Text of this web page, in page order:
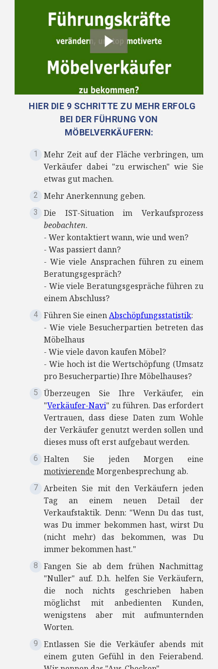
HIER DIE 9 SCHRITTE ZU MEHR ERFOLG
BEI DER FÜHRUNG VON
MÖBELVERKÄUFERN:
Mehr Zeit auf der Fläche verbringen, um
Verkäufer dabei "zu erwischen" wie Sie
etwas gut machen.
Mehr Anerkennung geben.
Die IST-Situation im Verkaufsprozess
beobachten.
- Wer kontaktiert wann, wie und wen?
- Was passiert dann?
- Wie viele Ansprachen führen zu einem
Beratungsgespräch?
- Wie viele Beratungsgespräche führen zu
einem Abschluss?
Führen Sie einenAbschöpfungsstatistik:
- Wie viele Besucherpartien betreten das
Möbelhaus
- Wie viele davon kaufen Möbel?
- Wie hoch ist die Wertschöpfung (Umsatz
pro Besucherpartie) Ihre Möbelhauses?
Überzeugen Sie Ihre Verkäufer, ein
"Verkäufer-Navi" zu führen. Das erfordert
Vertrauen, dass diese Daten zum Wohle
der Verkäufer genutzt werden sollen und
dieses muss oft erst aufgebaut werden.
Halten Sie jeden Morgen eine
motivierende Morgenbesprechung ab.
Arbeiten Sie mit den Verkäufern jeden
Tag an einem neuen Detail der
Verkaufstaktik. Denn: "Wenn Du das tust,
was Du immer bekommen hast, wirst Du
(nicht mehr) das bekommen, was Du
immer bekommen hast."
Fangen Sie ab dem frühen Nachmittag
"Nuller" auf. D.h. helfen Sie Verkäufern,
die noch nichts geschrieben haben
möglichst mit anbedienten Kunden,
wenigstens aber mit aufmunternden
Worten.
Entlassen Sie die Verkäufer abends mit
einem guten Gefühl in den Feierabend.